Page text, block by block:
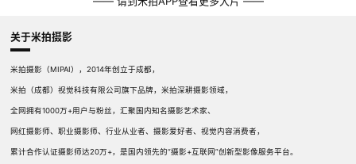
关于米拍摄影
米拍摄影（MIPAI），2014年创立于成都，
米拍（成都）视觉科技有限公司旗下品牌，米拍深耕摄影领域，
全网拥有1000万+用户与粉丝，汇聚国内知名摄影艺术家、
网红摄影师、职业摄影师、行业从业者、摄影爱好者、视觉内容消费者，
累计合作认证摄影师达20万+，是国内领先的“摄影+互联网”创新型影像服务平台。